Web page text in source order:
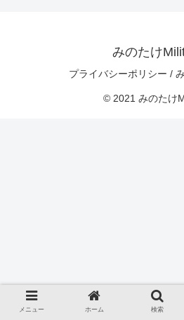
みのたけ
プライバシーポリシー /
© 2021 みのたけ
メニュー ホーム 検索